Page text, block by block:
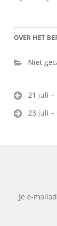
OVER HET
Niet
Bericht
navigatie
21 juli –
23 juli –
Je e-